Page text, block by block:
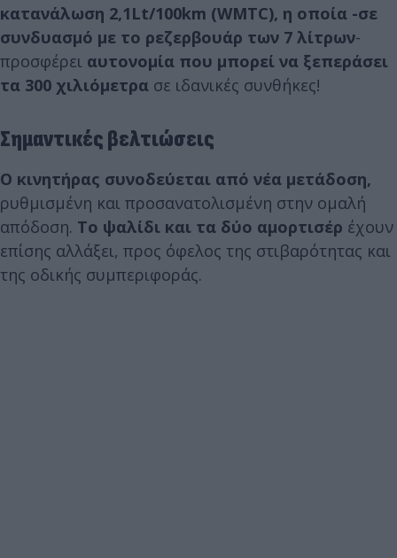
κατανάλωση 2,1Lt/100km (WMTC), η οποία -σε
συνδυασμό με το ρεζερβουάρ των 7 λίτρων-
προσφέρει αυτονομία που μπορεί να ξεπεράσει
τα 300 χιλιόμετρα σε ιδανικές συνθήκες!
Σημαντικές βελτιώσεις
Ο κινητήρας συνοδεύεται από νέα μετάδοση,
ρυθμισμένη και προσανατολισμένη στην ομαλή
απόδοση. Το ψαλίδι και τα δύο αμορτισέρ έχουν
επίσης αλλάξει, προς όφελος της στιβαρότητας και
της οδικής συμπεριφοράς.